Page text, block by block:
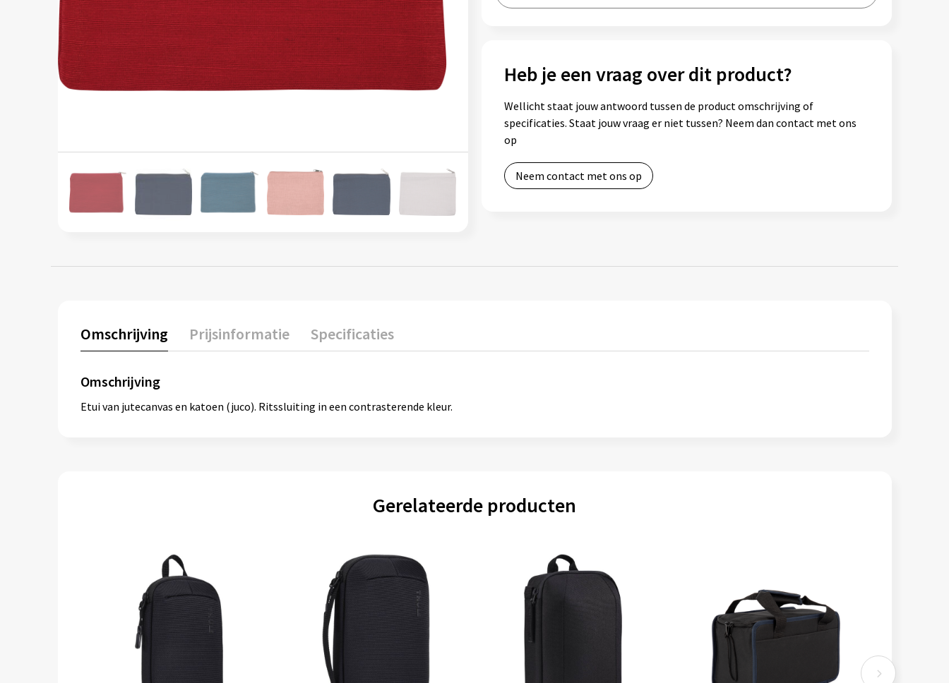
Heb je een vraag over dit product?
Wellicht staat jouw antwoord tussen de product omschrijving of
specificaties. Staat jouw vraag er niet tussen? Neem dan contact met ons
op
Neem contact met ons op
Omschrijving Prijsinformatie Specificaties
Omschrijving
Etui van jutecanvas en katoen (juco). Ritssluiting in een contrasterende kleur.
Gerelateerde producten